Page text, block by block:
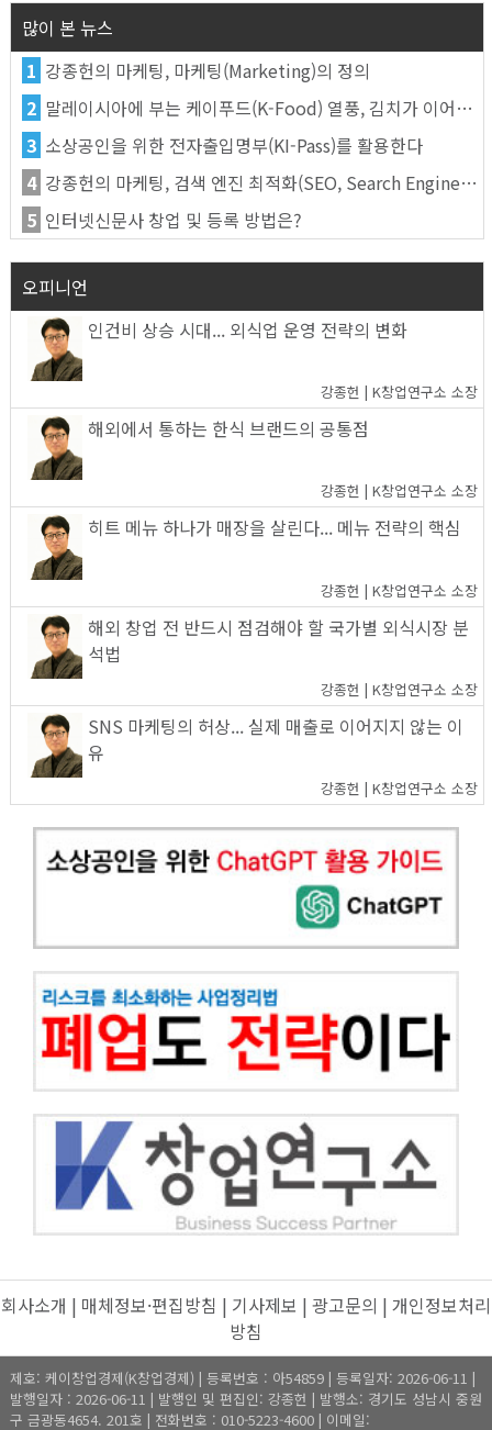
많이 본 뉴스
1 강종헌의 마케팅, 마케팅(Marketing)의 정의
2 말레이시아에 부는 케이푸드(K-Food) 열풍, 김치가 이어간다
3 소상공인을 위한 전자출입명부(KI-Pass)를 활용한다
4 강종헌의 마케팅, 검색 엔진 최적화(SEO, Search Engine Optimization)란
5 인터넷신문사 창업 및 등록 방법은?
오피니언
인건비 상승 시대... 외식업 운영 전략의 변화
강종헌 | K창업연구소 소장
해외에서 통하는 한식 브랜드의 공통점
강종헌 | K창업연구소 소장
히트 메뉴 하나가 매장을 살린다... 메뉴 전략의 핵심
강종헌 | K창업연구소 소장
해외 창업 전 반드시 점검해야 할 국가별 외식시장 분
석법
강종헌 | K창업연구소 소장
SNS 마케팅의 허상... 실제 매출로 이어지지 않는 이
유
강종헌 | K창업연구소 소장
회사소개 | 매체정보·편집방침 | 기사제보 | 광고문의 | 개인정보처리
방침
제호: 케이창업경제(K창업경제) | 등록번호 : 아54859 | 등록일자: 2026-06-11 |
발행일자 : 2026-06-11 | 발행인 및 편집인: 강종헌 | 발행소: 경기도 성남시 중원
구 금광동4654. 201호 | 전화번호 : 010-5223-4600 | 이메일: